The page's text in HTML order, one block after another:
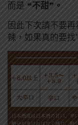
而是 “不甜”。
因此下次請不要
辣，如果真的要找